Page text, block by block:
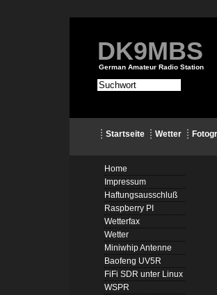
DK9MBS
German Amateur Radio Station
Startseite Wetter
Home
Impressum
Haftungsausschluß
Raspberry PI
Wetterfax
Wetter
Miniwhip Antenne
Baofeng UV5R
FiFi SDR unter Linux
WSPR